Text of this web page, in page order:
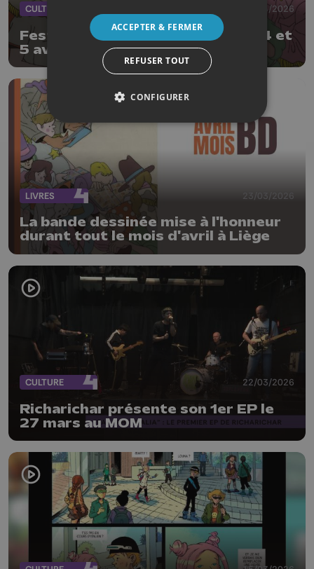
CULTURE 01/04/2026
Festival LaBD : 3ème édition les 4 et
5 avril
LIVRES 23/03/2026
La bande dessinée mise à l'honneur
durant tout le mois d'avril à Liège
CULTURE 22/03/2026
Richarichar présente son 1er EP le
27 mars au MOM
ACCEPTER & FERMER
REFUSER TOUT
CONFIGURER